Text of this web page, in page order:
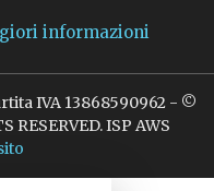
informazioni
IVA 13868590962 - ©
ISP AWS